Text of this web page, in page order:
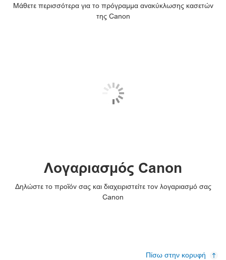
Μάθετε περισσότερα για το πρόγραμμα ανακύκλωσης κασετών
της Canon
Λογαριασμός Canon
Δηλώστε το προϊόν σας και διαχειριστείτε τον λογαριασμό σας
Canon
Πίσω στην κορυφή